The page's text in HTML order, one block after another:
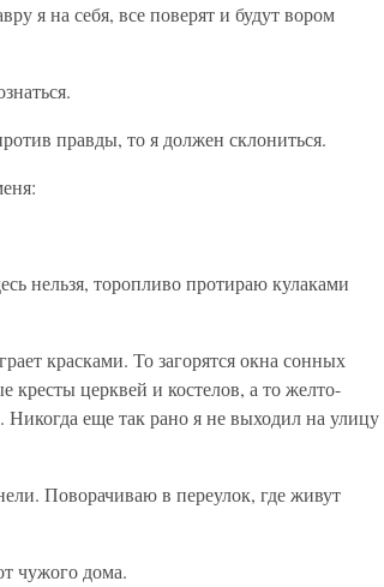
я на себя, все поверят и будут вором
правды, то я должен склониться.
нельзя, торопливо протираю кулаками
красками. То загорятся окна сонных
церквей и костелов, а то желто-
еще так рано я не выходил на улицу
Поворачиваю в переулок, где живут
чужого дома.